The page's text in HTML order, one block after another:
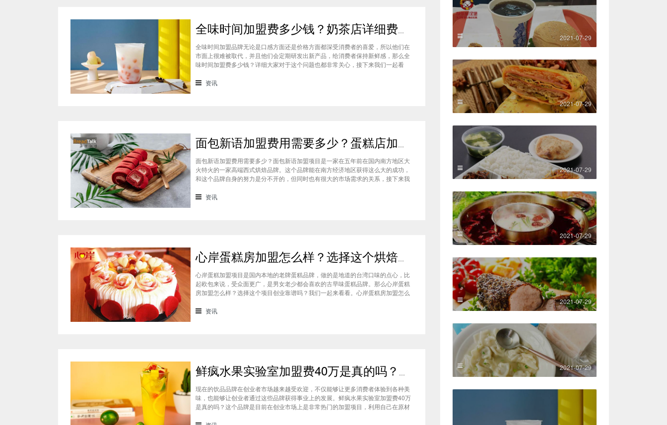
全味时间加盟费多少钱？奶茶店详细费用分析就在这！
全味时间加盟品牌无论是口感方面还是价格方面都深受消费者的喜爱，所以他们在
市面上很难被取代，并且他们会定期研发出新产品，给消费者保持新鲜感，那么全
味时间加盟费多少钱？详细大家对于这个问题也都非常关心，接下来我们一起看
虽然开头说得很好，公司也确实提供了设备和产品，但开了一个月后，发现生意不
资讯
面包新语加盟费用需要多少？蛋糕店加盟费用太高了吗？
面包新语加盟费用需要多少？面包新语加盟项目是一家在五年前在国内南方地区大
火特火的一家高端西式烘焙品牌。这个品牌能在南方经济地区获得这么大的成功，
和这个品牌自身的努力是分不开的，但同时也有很大的市场需求的关系，接下来我
统地道且正宗的西式烘焙品牌，这对于很多国内的消费者就是一个很大的卖点，首
资讯
心岸蛋糕房加盟怎么样？选择这个烘焙品牌创业靠谱吗
心岸蛋糕加盟项目是国内本地的老牌蛋糕品牌，做的是地道的台湾口味的点心，比
起欧包来说，受众面更广，是男女老少都会喜欢的古早味蛋糕品牌。那么心岸蛋糕
房加盟怎么样？选择这个项目创业靠谱吗？我们一起来看看。心岸蛋糕房加盟怎么
会有加盟商去加盟传统烘焙店呢？这您就有所不知了，实际上，在很多二线城市，
资讯
鲜疯水果实验室加盟费40万是真的吗？根本没有传言中那么多！
现在的饮品品牌在创业者市场越来越受欢迎，不仅能够让更多消费者体验到各种美
味，也能够让创业者通过这些品牌获得事业上的发展。鲜疯水果实验室加盟费40万
是真的吗？这个品牌是目前在创业市场上是非常热门的加盟项目，利用自己在原材
2021-07-29
2021-07-29
2021-07-29
2021-07-29
2021-07-29
2021-07-29